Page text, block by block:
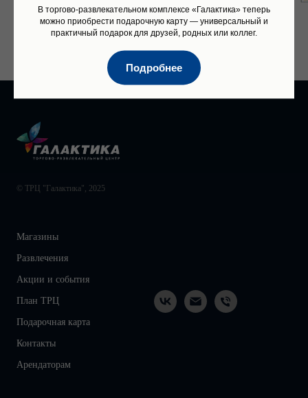
© ТРЦ "Галактика", 2025
Магазины
Развлечения
Акции и события
План ТРЦ
Подарочная карта
Контакты
Арендаторам
В торгово‑развлекательном комплексе «Галактика» теперь
можно приобрести подарочную карту — универсальный и
практичный подарок для друзей, родных или коллег.
Подробнее